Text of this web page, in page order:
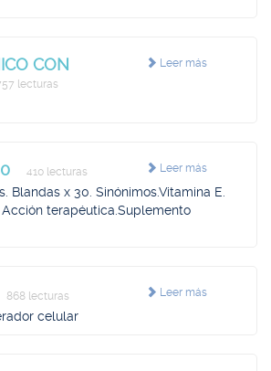
Leer más
CON
lecturas
Leer más
410 lecturas
Blandas x 30. Sinónimos.Vitamina E.
terapéutica.Suplemento
Leer más
868 lecturas
celular